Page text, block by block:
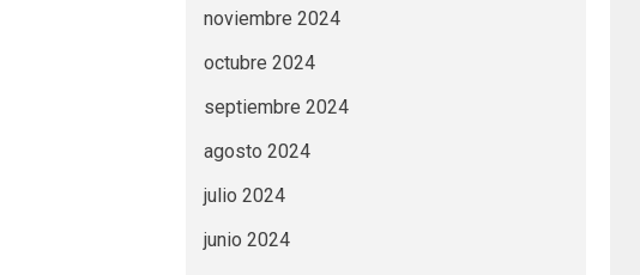
noviembre 2024
octubre 2024
septiembre 2024
agosto 2024
julio 2024
junio 2024